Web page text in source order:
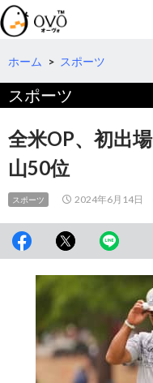
検
索
コ
テ
へ
動
ホーム > スポーツ
スポーツ
全米OP、初出
山50位
スポーツ 2024年6月14日